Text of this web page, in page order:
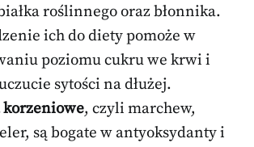
roślinnego oraz błonnika.
ich do diety pomoże w
poziomu cukru we krwi i
sytości na dłużej.
korzeniowe, czyli marchew,
są bogate w antyoksydanty i